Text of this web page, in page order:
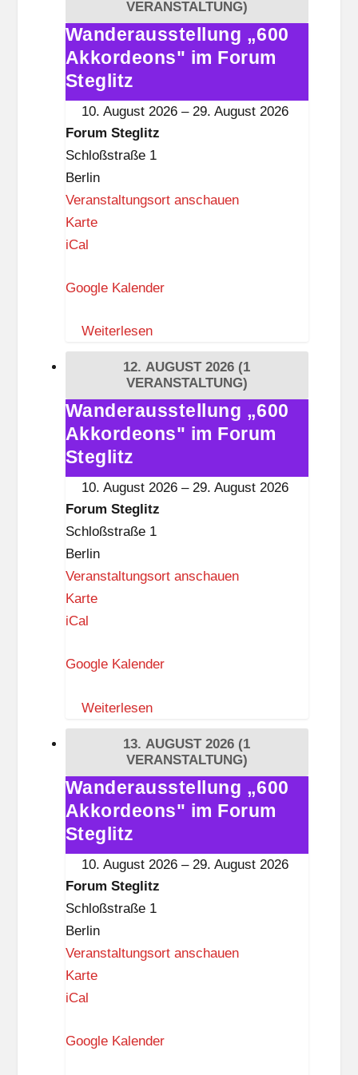
g
i
t
z
VERANSTALTUNG)
Wanderausstellung
„600
Akkordeons"
im
Wanderausstellung „600
Akkordeons" im Forum
Steglitz
10. August 2026 – 29. August 2026
Forum Steglitz
Schloßstraße 1
Berlin
Veranstaltungsort anschauen
KarteF
u
S
t
g
i
t
z
iCal
Google Kalender
Weiterlesen
12. AUGUST 2026 (1
VERANSTALTUNG)
Wanderausstellung
„600
Akkordeons"
im
Wanderausstellung „600
Akkordeons" im Forum
Steglitz
10. August 2026 – 29. August 2026
Forum Steglitz
Schloßstraße 1
Berlin
Veranstaltungsort anschauen
KarteF
u
S
t
g
i
t
z
iCal
Google Kalender
Weiterlesen
13. AUGUST 2026 (1
VERANSTALTUNG)
Wanderausstellung
„600
Akkordeons"
im
Wanderausstellung „600
Akkordeons" im Forum
Steglitz
10. August 2026 – 29. August 2026
Forum Steglitz
Schloßstraße 1
Berlin
Veranstaltungsort anschauen
KarteF
u
iCal
Google Kalender